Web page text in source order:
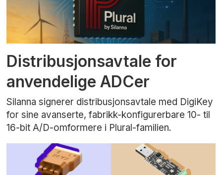
Distribusjonsavtale for
anvendelige ADCer
Silanna signerer distribusjonsavtale med DigiKey
for sine avanserte, fabrikk-konfigurerbare 10- til
16-bit A/D-omformere i Plural-familien.